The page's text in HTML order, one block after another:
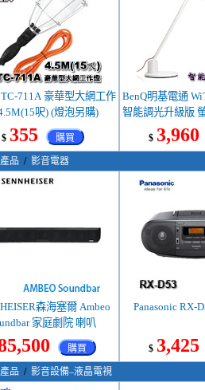
711A 豪華型大網工作
呎) (燈泡另購)
$ 355 購買
BenQ明基電通
智能調光升級版
慧檯
$ 3,960
品 / 影音電器
森海塞爾 Ambeo
家庭劇院 喇叭
購買
Panasonic RX-
$ 3,425
品 / 影音設備–液晶電視